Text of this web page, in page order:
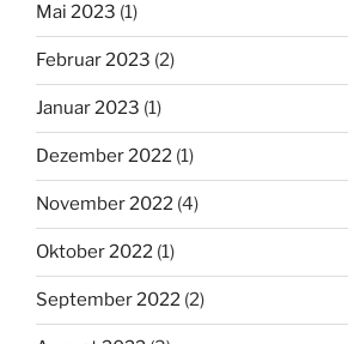
Mai 2023 (1)
Februar 2023 (2)
Januar 2023 (1)
Dezember 2022 (1)
November 2022 (4)
Oktober 2022 (1)
September 2022 (2)